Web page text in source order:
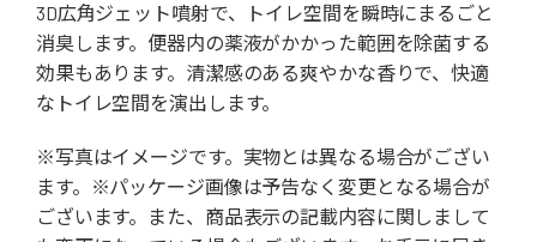
3D広角ジェット噴射で、トイレ空間を瞬時にまるごと
消臭します。便器内の薬液がかかった範囲を除菌する
効果もあります。清潔感のある爽やかな香りで、快適
なトイレ空間を演出します。
※写真はイメージです。実物とは異なる場合がござい
ます。※パッケージ画像は予告なく変更となる場合が
ございます。また、商品表示の記載内容に関しまして